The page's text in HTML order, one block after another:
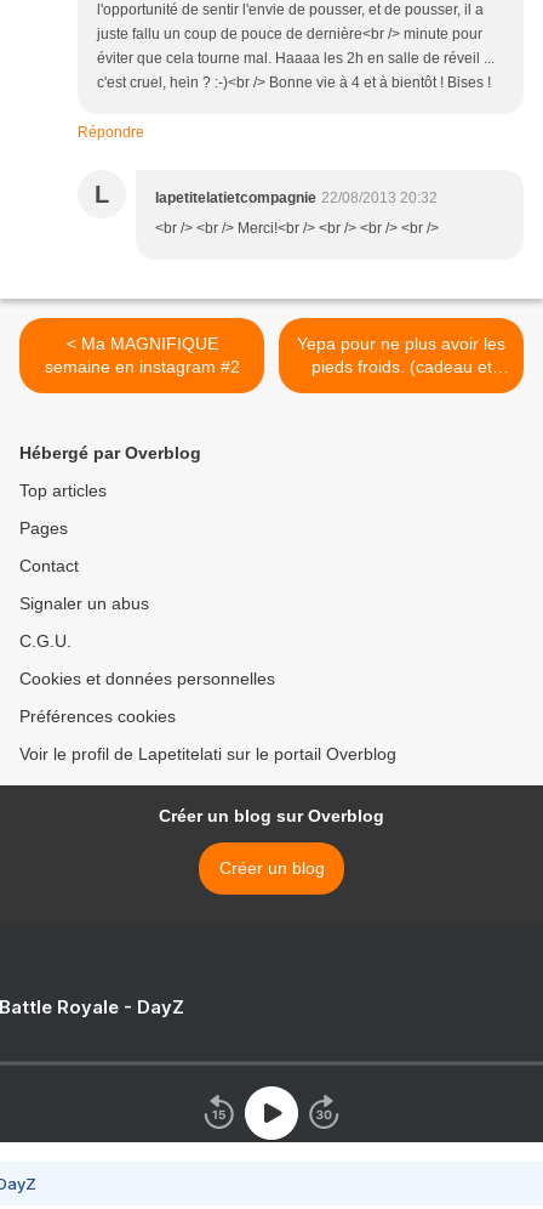
l'opportunité de sentir l'envie de pousser, et de pousser, il a
juste fallu un coup de pouce de dernière<br /> minute pour
éviter que cela tourne mal. Haaaa les 2h en salle de réveil ...
c'est cruel, hein ? :-)<br /> Bonne vie à 4 et à bientôt ! Bises !
Répondre
L lapetitelatietcompagnie 22/08/2013 20:32
<br /> <br /> Merci!<br /> <br /> <br /> <br />
< Ma MAGNIFIQUE
semaine en instagram #2
Yepa pour ne plus avoir les
pieds froids. (cadeau et
code promo) Gagnant en
Hébergé par Overblog
Top articles
Pages
Contact
Signaler un abus
C.G.U.
Cookies et données personnelles
Préférences cookies
Voir le profil de Lapetitelati sur le portail Overblog
Créer un blog sur Overblog
Créer un blog
Royale - DayZ